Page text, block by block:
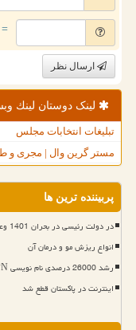
= ۷ بعلاوه ۴
ارسال نظر
لینک دوستان لینك
تبلیغات انتخابات مجلس
مستر گرین وال | مجری و
پربیننده ترین ها
در دولت رئیسی در بحران 1401 وعده دادند اینترنت به طور موقت قطع می شود اما ماندگار شد
انواع ریزش مو و درمان آن
رشد 26000 درصدی نام نویسی VPN
اینترنت در پاکستان قطع شد